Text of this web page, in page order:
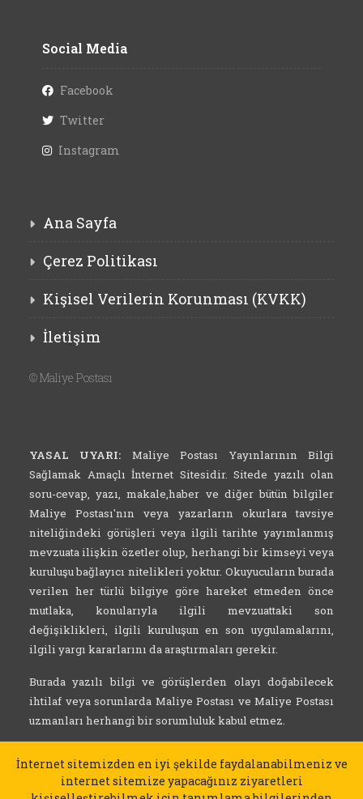
Social Media
Facebook
Twitter
Instagram
Ana Sayfa
Çerez Politikası
Kişisel Verilerin Korunması (KVKK)
İletişim
©Maliye Postası
YASAL UYARI: Maliye Postası Yayınlarının Bilgi
Sağlamak Amaçlı İnternet Sitesidir. Sitede yazılı olan
soru-cevap, yazı, makale,haber ve diğer bütün bilgiler
Maliye Postası'nın veya yazarların okurlara tavsiye
niteliğindeki görüşleri veya ilgili tarihte yayımlanmış
mevzuata ilişkin özetler olup, herhangi bir kimseyi veya
kuruluşu bağlayıcı nitelikleri yoktur. Okuyucuların burada
verilen her türlü bilgiye göre hareket etmeden önce
mutlaka, konularıyla ilgili mevzuattaki son
değişiklikleri, ilgili kuruluşun en son uygulamalarını,
ilgili yargı kararlarını da araştırmaları gerekir.
Burada yazılı bilgi ve görüşlerden olayı doğabilecek
ihtilaf veya sorunlarda Maliye Postası ve Maliye Postası
uzmanları herhangi bir sorumluluk kabul etmez.
İnternet sitemizden en iyi şekilde faydalanabilmeniz ve
internet sitemize yapacağınız ziyaretleri